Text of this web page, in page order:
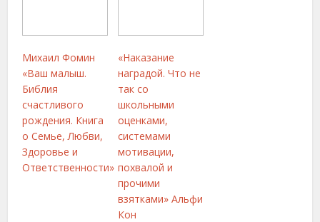
Михаил Фомин
«Ваш малыш.
Библия
счастливого
рождения. Книга
о Семье, Любви,
Здоровье и
Ответственности»
«Наказание
наградой. Что не
так со
школьными
оценками,
системами
мотивации,
похвалой и
прочими
взятками» Альфи
Кон